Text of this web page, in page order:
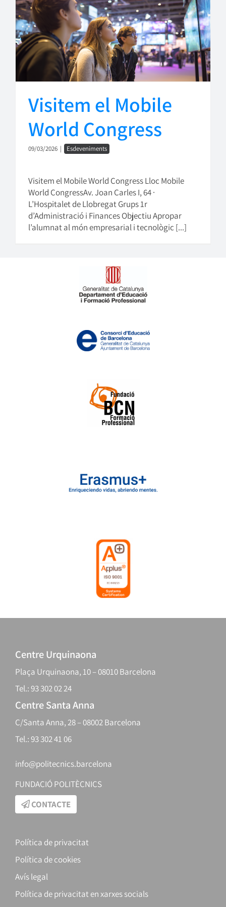
Visitem el Mobile
World Congress
09/03/2026 | Esdeveniments
Visitem el Mobile World Congress Lloc Mobile
World CongressAv. Joan Carles I, 64 ·
L’Hospitalet de Llobregat Grups 1r
d’Administració i Finances Objectiu Apropar
l’alumnat al món empresarial i tecnològic [...]
Centre Urquinaona
Plaça Urquinaona, 10 – 08010 Barcelona
Tel.: 93 302 02 24
Centre Santa Anna
C/Santa Anna, 28 – 08002 Barcelona
Tel.: 93 302 41 06
info@politecnics.barcelona
FUNDACIÓ POLITÈCNICS
CONTACTE
Política de privacitat
Política de cookies
Avís legal
Política de privacitat en xarxes socials